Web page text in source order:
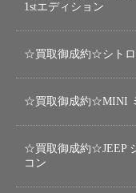
1stエディション
☆買取御成約☆シトロ
☆買取御成約☆MINI
☆買取御成約☆JEEP
コン